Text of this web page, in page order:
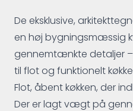
De eksklusive,
en høj bygningsmæssig
gennemtænkte detaljer
til flot og funktionelt
Flot, åbent køkken, der
Der er lagt vægt på